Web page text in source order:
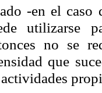
-en el caso
utilizarse
no se
que